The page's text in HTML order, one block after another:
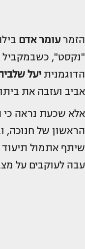
הזמרעומר אדם
"נקסט", כשבמקביל
הדוגמנית יעל
אביב ועזבה את
אלא שכעת נראה כי
הראשון של חנוכה,
שיתף אתמול
עבה לעוקבים על